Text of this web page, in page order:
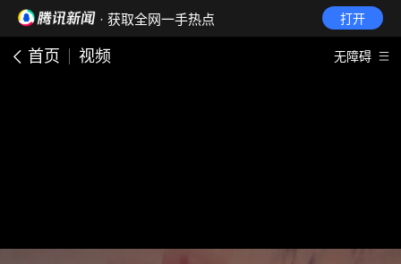
· 获取全网一手热点 打开
首页 视频 无障碍